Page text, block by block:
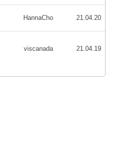
HannaCho 21.04.20
viscanada 21.04.19